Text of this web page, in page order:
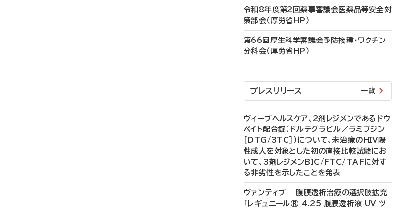
令和8年度第2回薬事審議会医薬品等安全対
策部会（厚労省HP）
第66回厚生科学審議会予防接種・ワクチン
分科会（厚労省HP）
プレスリリース 一覧
ヴィーブヘルスケア、2剤レジメンであるドウ
ベイト配合錠（ドルテグラビル／ラミブジン
［DTG/3TC］）について、未治療のHIV陽
性成人を対象とした初の直接比較試験にお
いて、3剤レジメンBIC/FTC/TAFに対す
る非劣性を示したことを発表
ヴァンティブ 腹膜透析治療の選択肢拡充
「レギュニール® 4.25 腹膜透析液 UV ツ